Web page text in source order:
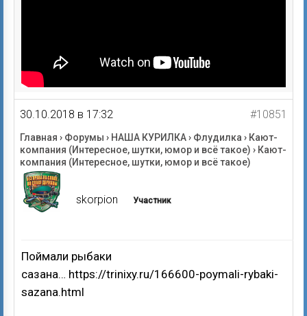
30.10.2018 в 17:32 #10851
Главная › Форумы › НАША КУРИЛКА› Флудилка› Кают-
компания (Интересное, шутки, юмор и всё такое) › Кают-
компания (Интересное, шутки, юмор и всё такое)
skorpion Участник
Поймали рыбаки
сазана… https://trinixy.ru/166600-poymali-rybaki-
sazana.html